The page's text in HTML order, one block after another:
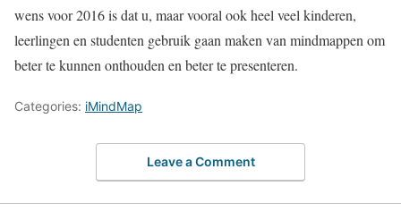
wens voor 2016 is dat u, maar vooral ook heel veel kinderen,
leerlingen en studenten gebruik gaan maken van mindmappen om
beter te kunnen onthouden en beter te presenteren.
Categories: iMindMap
Leave a Comment